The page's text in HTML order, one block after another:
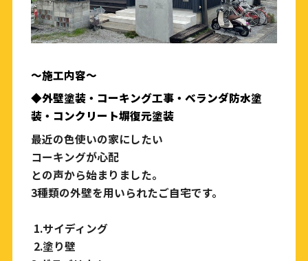
〜施工内容〜
◆外壁塗装・コーキング工事・ベランダ防水塗
装・コンクリート塀復元塗装
最近の色使いの家にしたい
コーキングが心配
との声から始まりました。
3種類の外壁を用いられたご自宅です。
1.サイディング
2.塗り壁